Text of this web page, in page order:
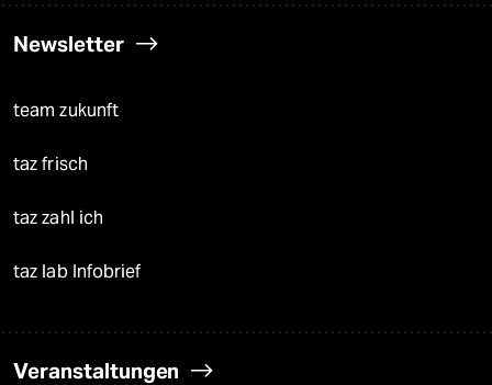
Newsletter
team zukunft
taz frisch
taz zahl ich
taz lab Infobrief
Veranstaltungen